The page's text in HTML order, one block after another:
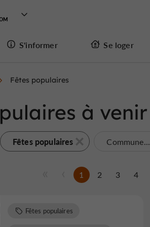
S'informer Se loger
Fêtes populaires
à venir
Fêtes populaires Commune...
1 2 3 4
Fêtes populaires